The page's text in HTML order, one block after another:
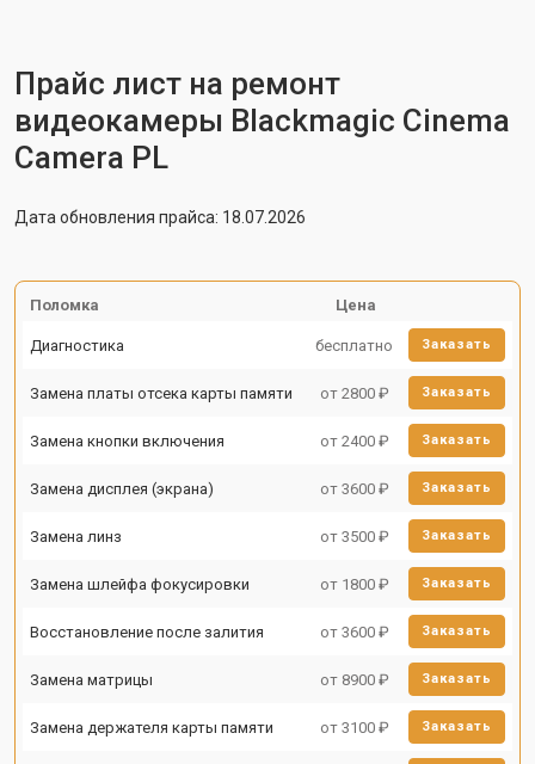
Прайс лист на ремонт
видеокамеры Blackmagic Cinema
Camera PL
Дата обновления прайса: 18.07.2026
Поломка Цена
Диагностика бесплатно Заказать
Замена платы отсека карты памяти от 2800 ₽ Заказать
Замена кнопки включения от 2400 ₽ Заказать
Замена дисплея (экрана) от 3600 ₽ Заказать
Замена линз от 3500 ₽ Заказать
Замена шлейфа фокусировки от 1800 ₽ Заказать
Восстановление после залития от 3600 ₽ Заказать
Замена матрицы от 8900 ₽ Заказать
Замена держателя карты памяти от 3100 ₽ Заказать